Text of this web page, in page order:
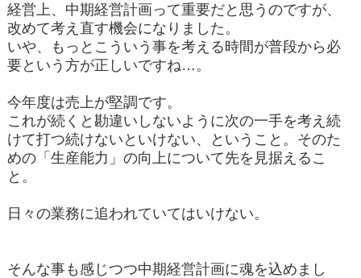
経営上、中期経営計画って重要だと思うのですが、
改めて考え直す機会になりました。
いや、もっとこういう事を考える時間が普段から必
要という方が正しいですね…。
今年度は売上が堅調です。
これが続くと勘違いしないように次の一手を考え続
けて打つ続けないといけない、ということ。そのた
めの「生産能力」の向上について先を見据えるこ
と。
日々の業務に追われていてはいけない。
そんな事も感じつつ中期経営計画に魂を込めまし